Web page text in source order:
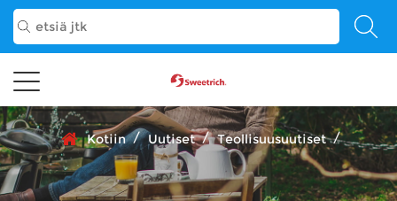
Kotiin / Uutiset / Teollisuusuutiset /